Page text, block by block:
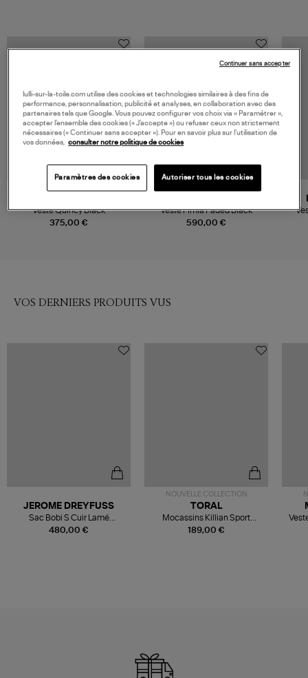
375,00 €
Veste Quincy Black
590,00 €
Veste Pimia Faded Black
VOS DERNIERS PRODUITS VUS
480,00 €
JEROME DREYFUSS
Sac Bobi S Cuir Lamé
Champagne
NOUVELLE COLLECTION
189,00 €
TORAL
Mocassins Killian Sport
Mousse
lulli-sur-la-toile.com utilise des cookies et technologies similaires à des fins de
performance, personnalisation, publicité et analyses, en collaboration avec des
partenaires tels que Google. Vous pouvez configurer vos choix via « Paramétrer »,
accepter l’ensemble des cookies (« J’accepte ») ou refuser ceux non strictement
nécessaires (« Continuer sans accepter »). Pour en savoir plus sur l’utilisation de
vos données,
consulter notre politique de cookies
Paramètres des cookies Autoriser tous les cookies
Continuer sans accepter